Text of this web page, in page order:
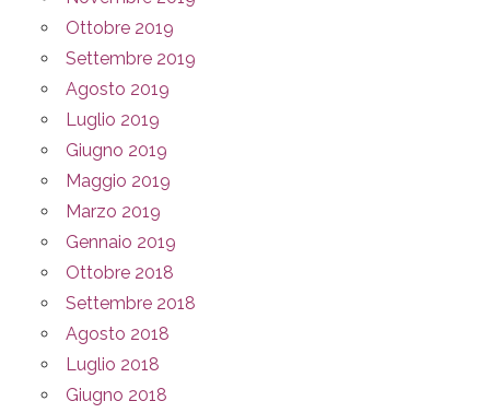
Ottobre 2019
Settembre 2019
Agosto 2019
Luglio 2019
Giugno 2019
Maggio 2019
Marzo 2019
Gennaio 2019
Ottobre 2018
Settembre 2018
Agosto 2018
Luglio 2018
Giugno 2018